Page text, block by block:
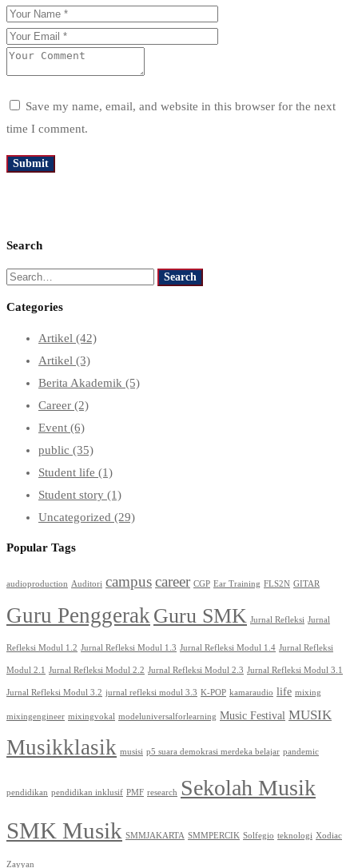
Save my name, email, and website in this browser for the next
time I comment.
Search
Search
Search
Categories
Artikel (42)
Artikel (3)
Berita Akademik (5)
Career (2)
Event (6)
public (35)
Student life (1)
Student story (1)
Uncategorized (29)
Popular Tags
audioproduction Auditori campuscareer CGP Ear Training FLS2N GITAR
Guru Penggerak Guru SMK Jurnal Refleksi Jurnal
Refleksi Modul 1.2 Jurnal Refleksi Modul 1.3 Jurnal Refleksi Modul 1.4 Jurnal Refleksi
Modul 2.1 Jurnal Refleksi Modul 2.2 Jurnal Refleksi Modul 2.3 Jurnal Refleksi Modul 3.1
Jurnal Refleksi Modul 3.2 jurnal refleksi modul 3.3 K-POP kamaraudio life mixing
mixingengineer mixingvokal modeluniversalforlearning Music Festival MUSIK
Musikklasik musisi p5 suara demokrasi merdeka belajar pandemic
pendidikan pendidikan inklusif PMF research Sekolah Musik
SMK Musik SMMJAKARTA SMMPERCIK Solfegio teknologi Xodiac
Zayyan